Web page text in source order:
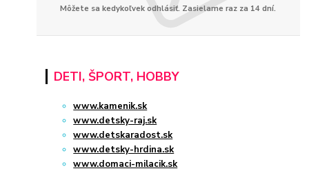
Môžete sa kedykoľvek odhlásiť. Zasielame raz za 14 dní.
DETI, ŠPORT, HOBBY
www.kamenik.sk
www.detsky-raj.sk
www.detskaradost.sk
www.detsky-hrdina.sk
www.domaci-milacik.sk